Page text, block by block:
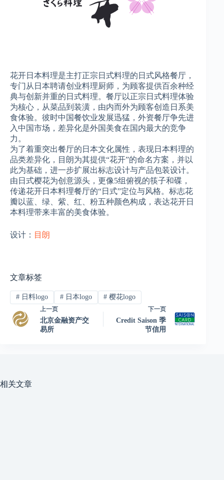
花开日本料理是主打正宗日式料理的日式风格餐厅，
专门从日本聘请创业料理厨师，为顾客提供百余种经
典与创新并重的日式料理。餐厅以正宗日式料理体验
为核心，从菜品到装潢，由内而外为顾客创造日系美
食体验。彼时中国餐饮业发展迅猛，外资餐厅争先进
入中国市场，差异化是外国美食在国内最大的竞争
力。
为了着重突出餐厅的日本文化属性，表现日本料理的
品类差异化，目朗为其提供“花开”的命名方案，并以
此为基础，进一步扩展出标志设计与产品包装设计。
由日式樱花为创意源头，更像5组俯视的筷子和碟，
传递花开日本料理餐厅的“日式”定位与风格。标志花
瓣以蓝、绿、紫、红、粉五种颜色构成，表达花开日
本料理带来丰富的美食体验。
设计： 目朗
文章标签
#日料logo #日本logo # 樱花logo
上一页
北京金融资产交
易所
下一页
Credit Saison 季
节信用
相关文章